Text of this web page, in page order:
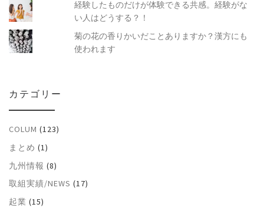
経験したものだけが体験できる共感。経験がな
い人はどうする？！
菊の花の香りかいだことありますか？漢方にも
使われます
カテゴリー
COLUM (123)
まとめ (1)
九州情報 (8)
取組実績/NEWS (17)
起業 (15)